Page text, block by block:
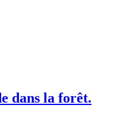
dans la forêt.